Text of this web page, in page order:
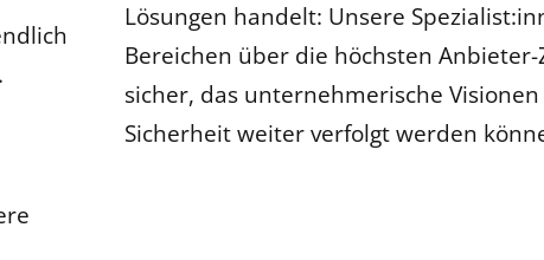
Lösungen handelt: Unsere
Bereichen über die höchsten
sicher, das unternehmerische
Sicherheit weiter verfolgt werden